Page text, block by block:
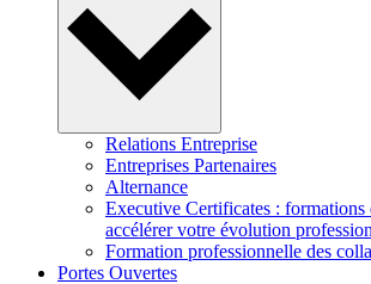
Relations Entreprise
Entreprises Partenaires
Alternance
Executive Certificates : formations
accélérer votre évolution
Formation professionnelle des
Portes Ouvertes